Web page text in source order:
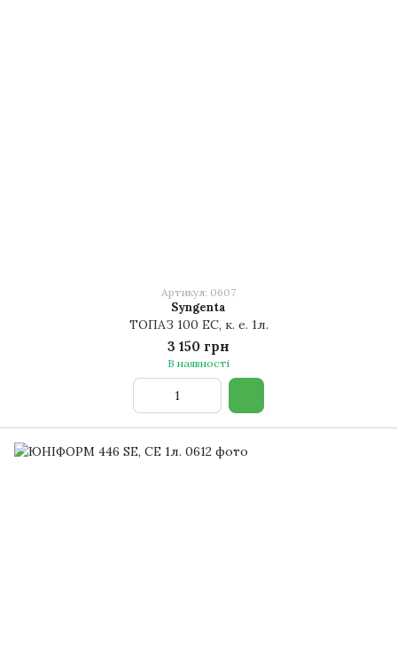
Артикул: 0607
Syngenta
ТОПАЗ 100 ЕС, к. е. 1л.
3 150 грн
В наявності